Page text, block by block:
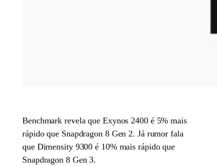
Benchmark revela que Exynos 2400 é 5% mais
rápido que Snapdragon 8 Gen 2. Já rumor fala
que Dimensity 9300 é 10% mais rápido que
Snapdragon 8 Gen 3.